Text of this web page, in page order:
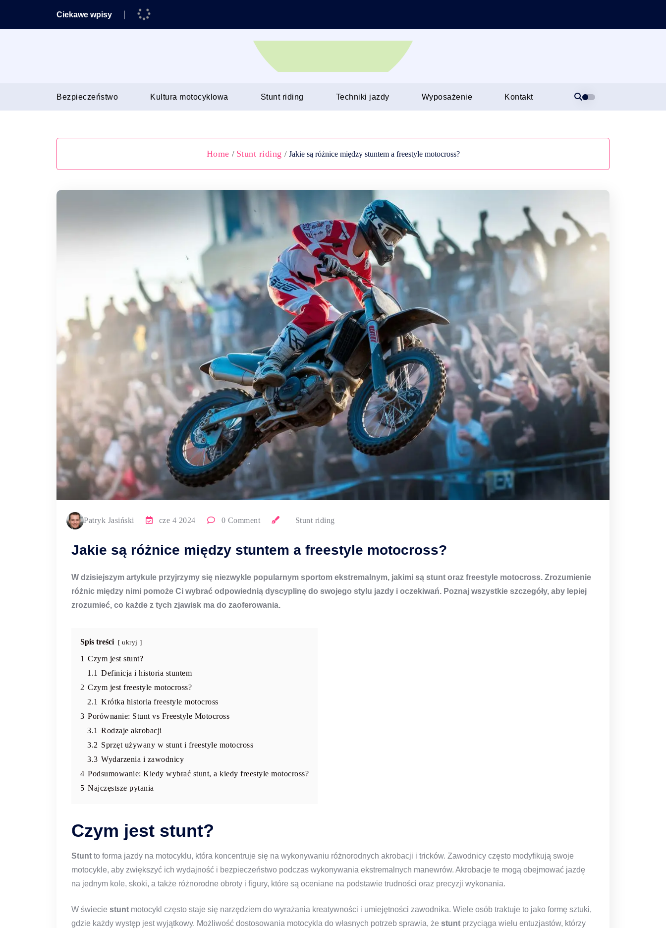
Ciekawe wpisy
Bezpieczeństwo Kultura motocyklowa Stunt riding Techniki jazdy Wyposażenie Kontakt
Home / Stunt riding / Jakie są różnice między stuntem a freestyle motocross?
Patryk Jasiński cze 4 2024 0 Comment Stunt riding
Jakie są różnice między stuntem a freestyle motocross?
W dzisiejszym artykule przyjrzymy się niezwykle popularnym sportom ekstremalnym, jakimi są stunt oraz freestyle motocross. Zrozumienie
różnic między nimi pomoże Ci wybrać odpowiednią dyscyplinę do swojego stylu jazdy i oczekiwań. Poznaj wszystkie szczegóły, aby lepiej
zrozumieć, co każde z tych zjawisk ma do zaoferowania.
Spis treści ukryj
1 Czym jest stunt?
1.1 Definicja i historia stuntem
2 Czym jest freestyle motocross?
2.1 Krótka historia freestyle motocross
3 Porównanie: Stunt vs Freestyle Motocross
3.1 Rodzaje akrobacji
3.2 Sprzęt używany w stunt i freestyle motocross
3.3 Wydarzenia i zawodnicy
4 Podsumowanie: Kiedy wybrać stunt, a kiedy freestyle motocross?
5 Najczęstsze pytania
Czym jest stunt?
Stunt to forma jazdy na motocyklu, która koncentruje się na wykonywaniu różnorodnych akrobacji i tricków. Zawodnicy często modyfikują swoje
motocykle, aby zwiększyć ich wydajność i bezpieczeństwo podczas wykonywania ekstremalnych manewrów. Akrobacje te mogą obejmować jazdę
na jednym kole, skoki, a także różnorodne obroty i figury, które są oceniane na podstawie trudności oraz precyzji wykonania.
W świecie stunt motocykl często staje się narzędziem do wyrażania kreatywności i umiejętności zawodnika. Wiele osób traktuje to jako formę sztuki,
gdzie każdy występ jest wyjątkowy. Możliwość dostosowania motocykla do własnych potrzeb sprawia, że stunt przyciąga wielu entuzjastów, którzy